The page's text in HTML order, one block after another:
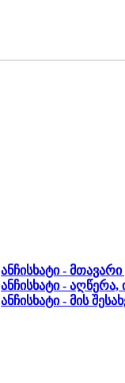
ანჩისხატი -
ანჩისხატი -
ანჩისხატი - მის